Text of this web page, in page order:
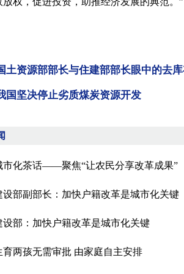
资源部部长与住建部部长眼中的去
坚决停止劣质煤炭资源开发
市化茶话——聚焦“让农民分享改革成果”
设部副部长：加快户籍改革是城市化关键
设部：加快户籍改革是城市化关键
育两孩无需审批 由家庭自主安排